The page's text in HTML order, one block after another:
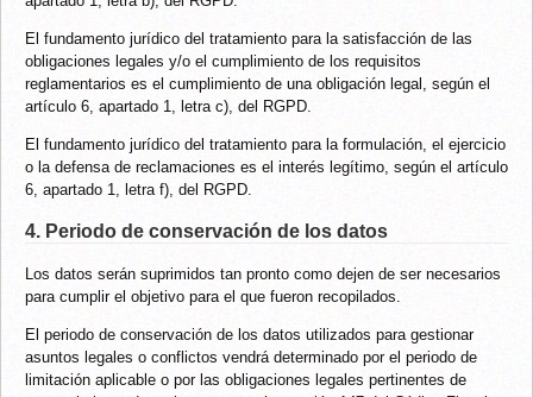
El fundamento jurídico del tratamiento para la satisfacción de las
obligaciones legales y/o el cumplimiento de los requisitos
reglamentarios es el cumplimiento de una obligación legal, según el
artículo 6, apartado 1, letra c), del RGPD.
El fundamento jurídico del tratamiento para la formulación, el ejercicio
o la defensa de reclamaciones es el interés legítimo, según el artículo
6, apartado 1, letra f), del RGPD.
4. Periodo de conservación de los datos
Los datos serán suprimidos tan pronto como dejen de ser necesarios
para cumplir el objetivo para el que fueron recopilados.
El periodo de conservación de los datos utilizados para gestionar
asuntos legales o conflictos vendrá determinado por el periodo de
limitación aplicable o por las obligaciones legales pertinentes de